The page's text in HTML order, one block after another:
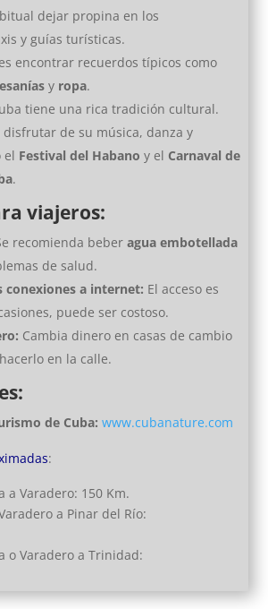
dejar propina en los
y guías turísticas.
encontrar recuerdos típicos como
y ropa.
tiene una rica tradición cultural.
disfrutar de su música, danza y
el Festival del Habano y el Carnaval de
.
viajeros:
recomienda beberagua embotellada
de salud.
conexiones a internet: El acceso es
puede ser costoso.
Cambia dinero en casas de cambio
en la calle.
de Cuba: www.cubanature.com
:
a Varadero: 150 Km.
a Pinar del Río:
o Varadero a Trinidad: